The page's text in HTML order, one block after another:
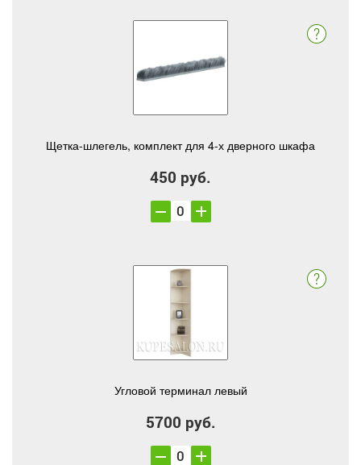
Щетка-шлегель, комплект для 4-х дверного шкафа
450 руб.
Угловой терминал левый
5700 руб.